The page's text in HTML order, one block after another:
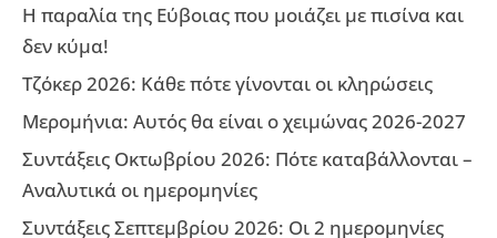
Η παραλία της Εύβοιας που μοιάζει με πισίνα και
δεν κύμα!
Τζόκερ 2026: Κάθε πότε γίνονται οι κληρώσεις
Μερομήνια: Αυτός θα είναι ο χειμώνας 2026-2027
Συντάξεις Οκτωβρίου 2026: Πότε καταβάλλονται –
Αναλυτικά οι ημερομηνίες
Συντάξεις Σεπτεμβρίου 2026: Οι 2 ημερομηνίες